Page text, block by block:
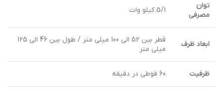
توان
مصرفي
5/1 كيلو وات
ابعاد ظرف
قطر بين 52 الي 100 ميلي متر / طول بين 46 الي 125
ميلي متر
ظرفيت 60 قوطي در دقيقه